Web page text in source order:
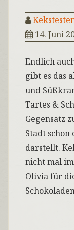
14. Juni
Endlich
gibt es das
und
Tartes &
Gegensatz
Stadt
darstellt.
nicht mal
Olivia für